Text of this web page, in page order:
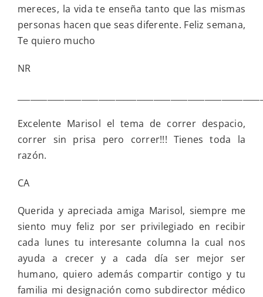
mereces, la vida te enseña tanto que las mismas
personas hacen que seas diferente. Feliz semana,
Te quiero mucho
NR
Excelente Marisol el tema de correr despacio,
correr sin prisa pero correr!!! Tienes toda la
razón.
CA
Querida y apreciada amiga Marisol, siempre me
siento muy feliz por ser privilegiado en recibir
cada lunes tu interesante columna la cual nos
ayuda a crecer y a cada día ser mejor ser
humano, quiero además compartir contigo y tu
familia mi designación como subdirector médico